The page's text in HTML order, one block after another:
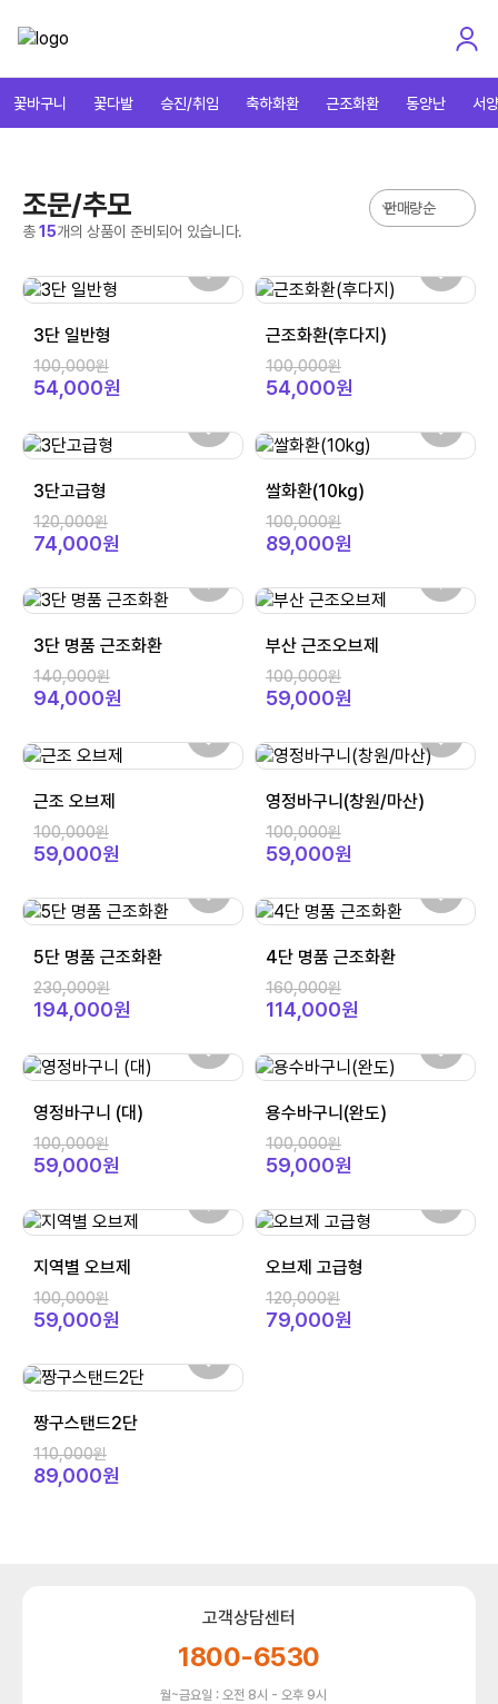
꽃바구니 꽃다발 승진/취임 축하화환 근조화환 동양난 서
조문/추모
총15개의 상품이 준비되어 있습니다.
3단 일반형
100,000원
54,000원
근조화환(후다지)
100,000원
54,000원
3단고급형
120,000원
74,000원
쌀화환(10kg)
100,000원
89,000원
3단 명품 근조화환
140,000원
94,000원
부산 근조오브제
100,000원
59,000원
근조 오브제
100,000원
59,000원
영정바구니(창원/마산)
100,000원
59,000원
5단 명품 근조화환
230,000원
194,000원
4단 명품 근조화환
160,000원
114,000원
영정바구니 (대)
100,000원
59,000원
용수바구니(완도)
100,000원
59,000원
지역별 오브제
100,000원
59,000원
오브제 고급형
120,000원
79,000원
짱구스탠드2단
110,000원
89,000원
고객상담센터
1800-6530
월~금요일 : 오전 8시 - 오후 9시